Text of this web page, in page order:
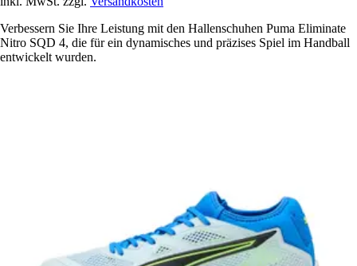
Verbessern Sie Ihre Leistung mit den Hallenschuhen Puma Eliminate
Nitro SQD 4, die für ein dynamisches und präzises Spiel im Handball
entwickelt wurden.